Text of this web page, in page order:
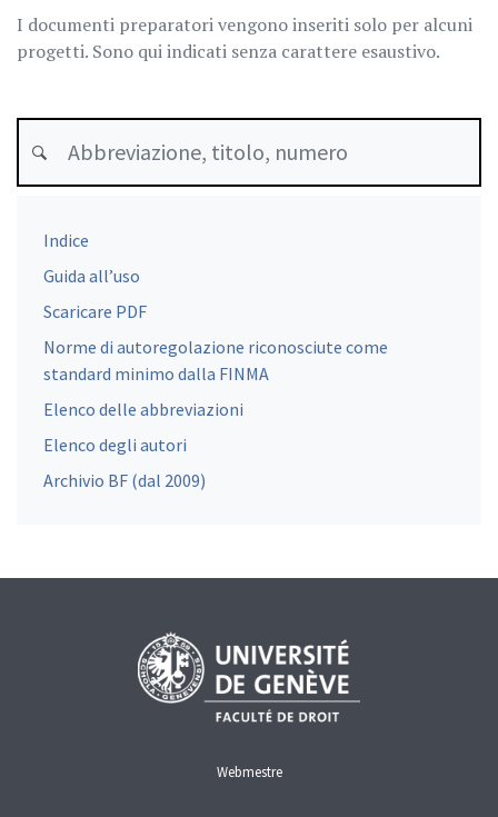
I documenti preparatori vengono inseriti solo per alcuni
progetti. Sono qui indicati senza carattere esaustivo.
Indice
Guida all’uso
Scaricare PDF
Norme di autoregolazione riconosciute come
standard minimo dalla FINMA
Elenco delle abbreviazioni
Elenco degli autori
Archivio BF (dal 2009)
Webmestre